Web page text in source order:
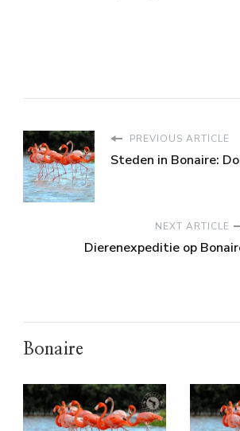
PREVIOUS ARTICLE
Steden in Bonaire:
NEXT ARTICLE
Dierenexpeditie op
Bonaire